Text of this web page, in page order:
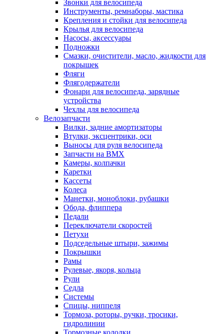
Звонки для велосипеда
Инструменты, ремнаборы, мастика
Крепления и стойки для велосипеда
Крылья для велосипеда
Насосы, аксессуары
Подножки
Смазки, очистители, масло, жидкости для
покрышек
Фляги
Флягодержатели
Фонари для велосипеда, зарядные
устройства
Чехлы для велосипеда
Велозапчасти
Вилки, задние амортизаторы
Втулки, эксцентрики, оси
Выносы для руля велосипеда
Запчасти на BMX
Камеры, колпачки
Каретки
Кассеты
Колеса
Манетки, моноблоки, рубашки
Обода, флиппера
Педали
Переключатели скоростей
Петухи
Подседельные штыри, зажимы
Покрышки
Рамы
Рулевые, якоря, кольца
Рули
Седла
Системы
Спицы, ниппеля
Тормоза, роторы, ручки, тросики,
гидролинии